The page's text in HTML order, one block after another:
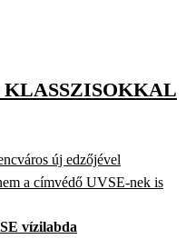
új edzőjével
a címvédő UVSE-nek is
vízilabda